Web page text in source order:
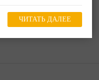
ЧИТАТЬ ДАЛЕЕ